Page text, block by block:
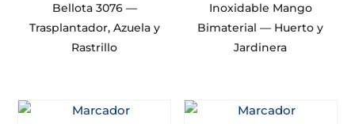
Bellota 3076 —
Trasplantador, Azuela y
Rastrillo
Inoxidable Mango
Bimaterial — Huerto y
Jardinera